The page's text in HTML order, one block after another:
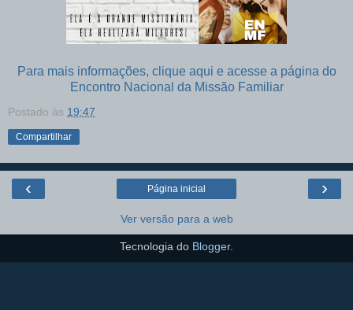
Para mais informações, clique aqui e acesse a página do
Encontro Nacional da Missão Familiar
Postado às 19:47
Compartilhar
‹ ›
Página inicial
Ver versão para a web
Tecnologia do Blogger.